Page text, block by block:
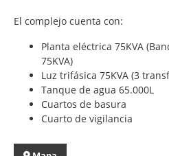
El complejo cuenta con:
Planta eléctrica 75KVA
75KVA)
Luz trifásica 75KVA (3
Tanque de agua 65.000L
Cuartos de basura
Cuarto de vigilancia